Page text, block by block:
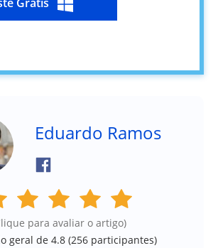
Grátis
Eduardo Ramos
para avaliar o artigo)
geral de 4.8 (256participantes)